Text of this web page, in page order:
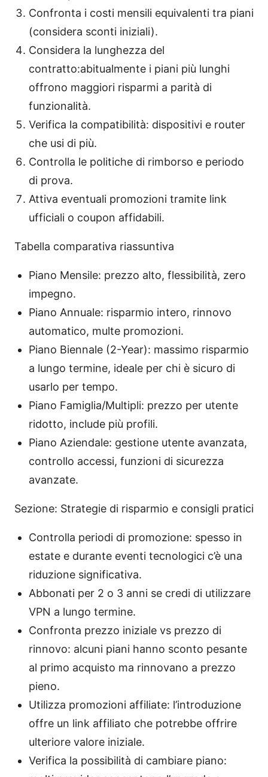
Confronta i costi mensili equivalenti tra piani
(considera sconti iniziali).
Considera la lunghezza del
contratto:abitualmente i piani più lunghi
offrono maggiori risparmi a parità di
funzionalità.
Verifica la compatibilità: dispositivi e router
che usi di più.
Controlla le politiche di rimborso e periodo
di prova.
Attiva eventuali promozioni tramite link
ufficiali o coupon affidabili.
Tabella comparativa riassuntiva
Piano Mensile: prezzo alto, flessibilità, zero
impegno.
Piano Annuale: risparmio intero, rinnovo
automatico, multe promozioni.
Piano Biennale (2-Year): massimo risparmio
a lungo termine, ideale per chi è sicuro di
usarlo per tempo.
Piano Famiglia/Multipli: prezzo per utente
ridotto, include più profili.
Piano Aziendale: gestione utente avanzata,
controllo accessi, funzioni di sicurezza
avanzate.
Sezione: Strategie di risparmio e consigli pratici
Controlla periodi di promozione: spesso in
estate e durante eventi tecnologici c’è una
riduzione significativa.
Abbonati per 2 o 3 anni se credi di utilizzare
VPN a lungo termine.
Confronta prezzo iniziale vs prezzo di
rinnovo: alcuni piani hanno sconto pesante
al primo acquisto ma rinnovano a prezzo
pieno.
Utilizza promozioni affiliate: l’introduzione
offre un link affiliato che potrebbe offrire
ulteriore valore iniziale.
Verifica la possibilità di cambiare piano: